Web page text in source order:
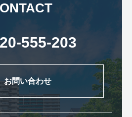
555-203
お問い合わせ